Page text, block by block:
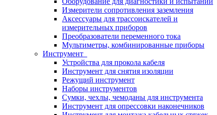
Измерители сопротивления заземления
Аксессуары для трассоискателей и
измерительных приборов
Преобразователи переменного тока
Мультиметры, комбинированные приборы
Инструмент
Устройства для прокола кабеля
Инструмент для снятия изоляции
Режущий инструмент
Наборы инструментов
Сумки, чехлы, чемоданы для инструмента
Инструмент для опрессовки наконечников